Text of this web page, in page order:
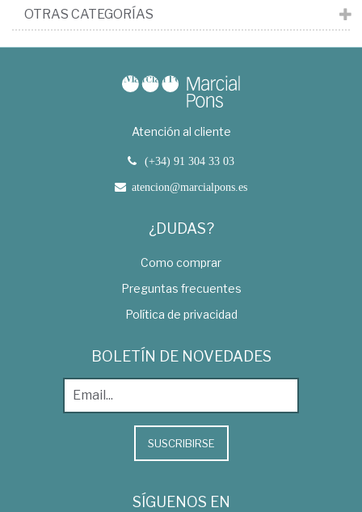
OTRAS CATEGORÍAS
Atención al cliente
(+34) 91 304 33 03
atencion@marcialpons.es
¿DUDAS?
Como comprar
Preguntas frecuentes
Política de privacidad
BOLETÍN DE NOVEDADES
SUSCRIBIRSE
SÍGUENOS EN